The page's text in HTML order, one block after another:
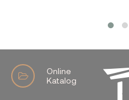
Online
Katalog